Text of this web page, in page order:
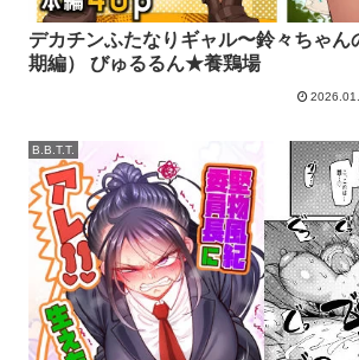
デカチンふたなりギャル〜鈴々ちゃん
期編） びゅるるん★養鶏場
B.B.T.T.